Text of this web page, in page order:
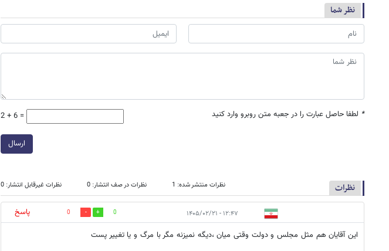
نظر شما
* لطفا حاصل عبارت را در جعبه متن روبرو وارد کنید 2 + 6 =
ارسال
نظرات نظرات منتشر شده: 1 نظرات در صف انتشار: 0 نظرات غیرقابل انتشار: 0
۱۲:۴۷ - ۱۴۰۵/۰۲/۲۱ 0
0
پاسخ
این آقایان هم مثل مجلس و دولت وقتی میان ،دیگه نمیزنه مگر با مرگ و یا تغییر پست